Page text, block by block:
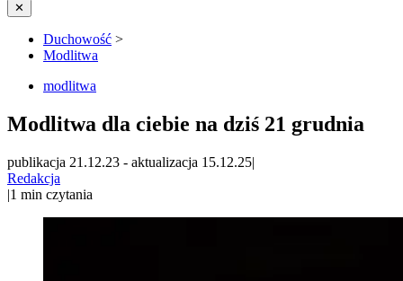
✕
Duchowość >
Modlitwa
modlitwa
Modlitwa dla ciebie na dziś 21 grudnia
publikacja 21.12.23 - aktualizacja 15.12.25|
Redakcja
|1 min czytania